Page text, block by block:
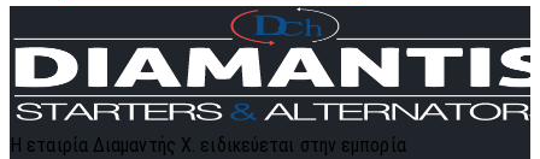
Η εταιρία Διαμαντής Χ. ειδικεύεται στην εμπορία